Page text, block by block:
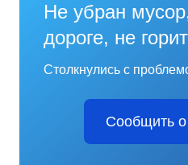
Не убран
дороге, не
Столкнулись с
Сообщить